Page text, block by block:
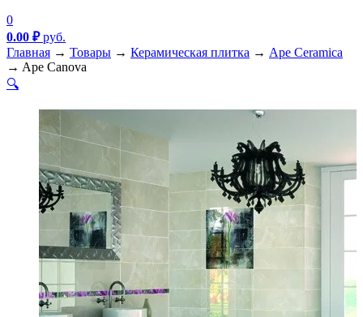
0
0.00 ₽руб.
Главная → Товары → Керамическая плитка → Ape Ceramica
→ Ape Canova
🔍